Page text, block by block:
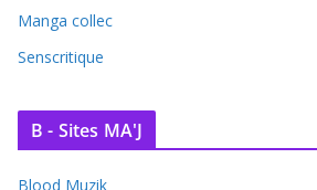
Manga collec
Senscritique
B - Sites MA'J
Blood Muzik